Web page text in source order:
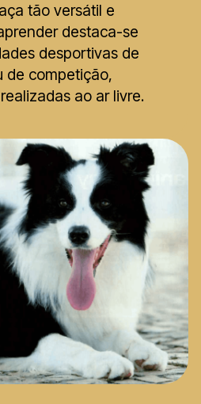
tão versátil e
destaca-se
desportivas de
de competição,
ao ar livre.